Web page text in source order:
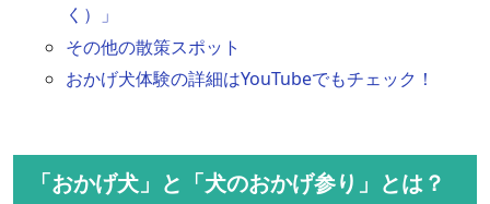
く）」
その他の散策スポット
おかげ犬体験の詳細はYouTubeでもチェック！
「おかげ犬」と「犬のおかげ参り」とは？